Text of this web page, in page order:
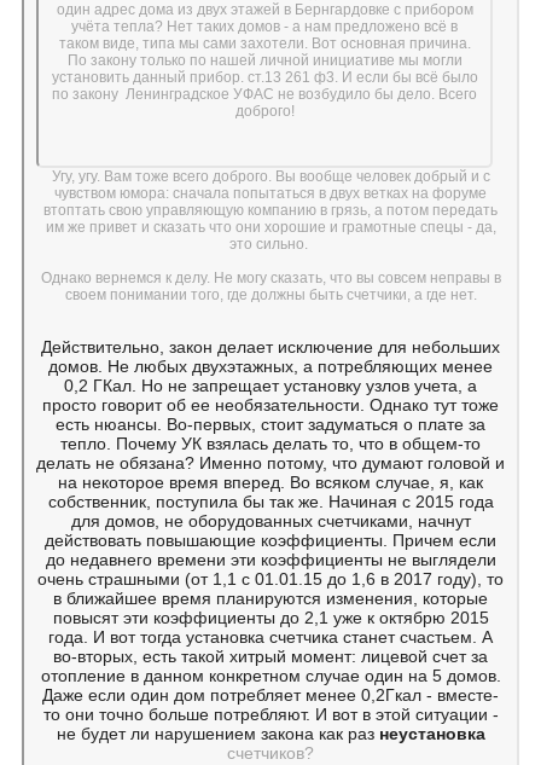
один адрес дома из двух этажей в Бернгардовке с прибором
учёта тепла? Нет таких домов - а нам предложено всё в
таком виде, типа мы сами захотели. Вот основная причина.
По закону только по нашей личной инициативе мы могли
установить данный прибор. ст.13 261 ф3. И если бы всё было
по закону Ленинградское УФАС не возбудило бы дело. Всего
доброго!
Угу, угу. Вам тоже всего доброго. Вы вообще человек добрый и с
чувством юмора: сначала попытаться в двух ветках на форуме
втоптать свою управляющую компанию в грязь, а потом передать
им же привет и сказать что они хорошие и грамотные спецы - да,
это сильно.
Однако вернемся к делу. Не могу сказать, что вы совсем неправы в
своем понимании того, где должны быть счетчики, а где нет.
Действительно, закон делает исключение для небольших
домов. Не любых двухэтажных, а потребляющих менее
0,2 ГКал. Но не запрещает установку узлов учета, а
просто говорит об ее необязательности. Однако тут тоже
есть нюансы. Во-первых, стоит задуматься о плате за
тепло. Почему УК взялась делать то, что в общем-то
делать не обязана? Именно потому, что думают головой и
на некоторое время вперед. Во всяком случае, я, как
собственник, поступила бы так же. Начиная с 2015 года
для домов, не оборудованных счетчиками, начнут
действовать повышающие коэффициенты. Причем если
до недавнего времени эти коэффициенты не выглядели
очень страшными (от 1,1 с 01.01.15 до 1,6 в 2017 году), то
в ближайшее время планируются изменения, которые
повысят эти коэффициенты до 2,1 уже к октябрю 2015
года. И вот тогда установка счетчика станет счастьем. А
во-вторых, есть такой хитрый момент: лицевой счет за
отопление в данном конкретном случае один на 5 домов.
Даже если один дом потребляет менее 0,2Гкал - вместе-
то они точно больше потребляют. И вот в этой ситуации -
не будет ли нарушением закона как раз неустановка
счетчиков?